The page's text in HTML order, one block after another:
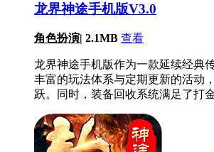
龙界神途手机版V3.0
角色扮演| 2.1MB 查看
龙界神途手机版作为一款延续经典
丰富的玩法体系与定期更新的活动
跃。同时，装备回收系统满足了打